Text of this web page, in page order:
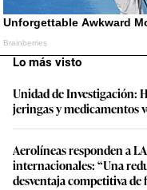
Lo más visto
Unidad de Investigación:
jeringas y medicamentos
Aerolíneas responden a
internacionales: “Una
desventaja competitiva de